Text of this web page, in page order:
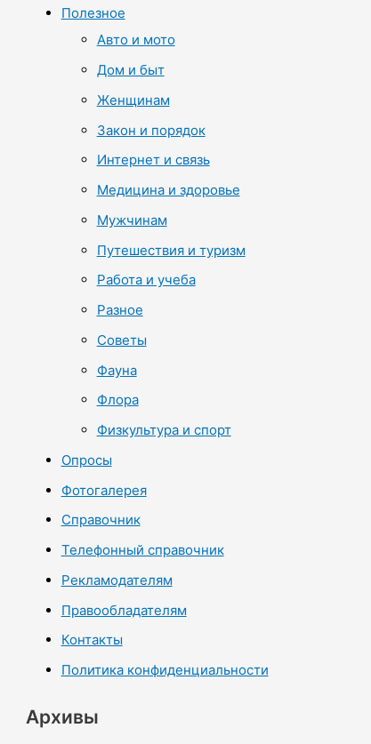
Полезное
Авто и мото
Дом и быт
Женщинам
Закон и порядок
Интернет и связь
Медицина и здоровье
Мужчинам
Путешествия и туризм
Работа и учеба
Разное
Советы
Фауна
Флора
Физкультура и спорт
Опросы
Фотогалерея
Справочник
Телефонный справочник
Рекламодателям
Правообладателям
Контакты
Политика конфиденциальности
Архивы